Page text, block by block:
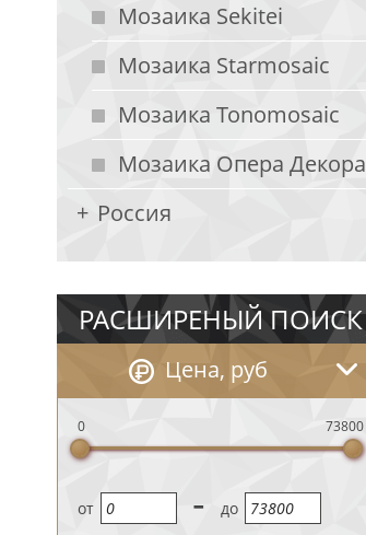
Мозаика Sekitei
Мозаика Starmosaic
Мозаика Tonomosaic
Мозаика Опера Декора
Россия
РАСШИРЕНЫЙ ПОИСК
Цена, руб
0 73800
oт - до